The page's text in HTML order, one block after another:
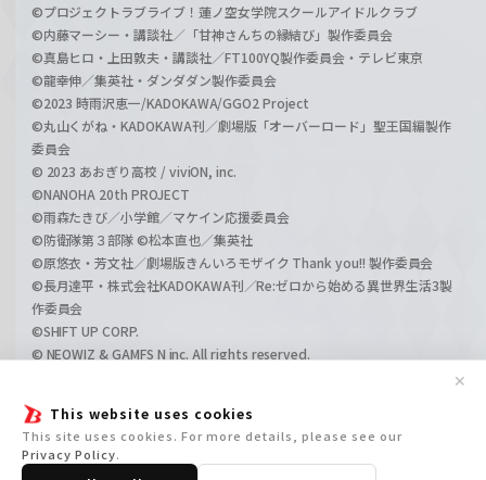
This website uses cookies
This site uses cookies. For more details, please see our
Privacy Policy.
✕
©プロジェクトラブライブ！蓮ノ空女学院スクールアイドルクラブ
©内藤マーシー・講談社／「甘神さんちの縁結び」製作委員会
©真島ヒロ・上田敦夫・講談社／FT100YQ製作委員会・テレビ東京
©龍幸伸／集英社・ダンダダン製作委員会
©2023 時雨沢恵一/KADOKAWA/GGO2 Project
©丸山くがね・KADOKAWA刊／劇場版「オーバーロード」聖王国編製作
委員会
© 2023 あおぎり高校 / viviON, inc.
©NANOHA 20th PROJECT
©雨森たきび／小学館／マケイン応援委員会
©防衛隊第３部隊 ©松本直也／集英社
©原悠衣・芳文社／劇場版きんいろモザイク Thank you!! 製作委員会
©長月達平・株式会社KADOKAWA刊／Re:ゼロから始める異世界生活3製
作委員会
©SHIFT UP CORP.
© NEOWIZ & GAMFS N inc. All rights reserved.
©GIRLS und PANZER Film Projekt
©GIRLS und PANZER Finale Projekt